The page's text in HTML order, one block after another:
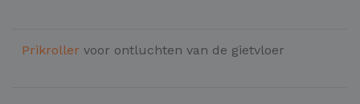
Prikroller voor ontluchten van de gietvloer